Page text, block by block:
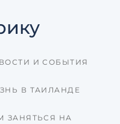
И СОБЫТИЯ
В ТАИЛАНДЕ
ЗАНЯТЬСЯ НА